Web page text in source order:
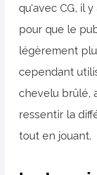
qu'avec CG, il
pour que le
légèrement
cependant
chevelu brûlé,
ressentir la
tout en jouant.